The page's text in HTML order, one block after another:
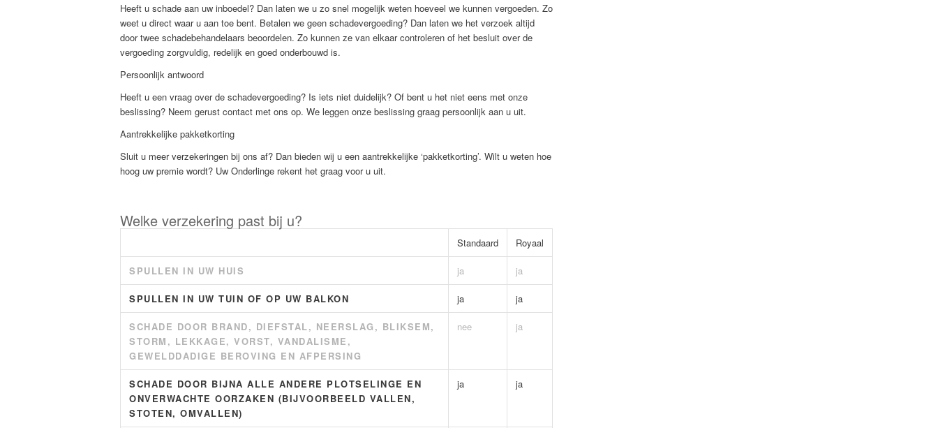
Heeft u schade aan uw inboedel? Dan laten we u zo snel mogelijk weten hoeveel we kunnen vergoeden. Zo
weet u direct waar u aan toe bent. Betalen we geen schadevergoeding? Dan laten we het verzoek altijd
door twee schadebehandelaars beoordelen. Zo kunnen ze van elkaar controleren of het besluit over de
vergoeding zorgvuldig, redelijk en goed onderbouwd is.
Persoonlijk antwoord
Heeft u een vraag over de schadevergoeding? Is iets niet duidelijk? Of bent u het niet eens met onze
beslissing? Neem gerust contact met ons op. We leggen onze beslissing graag persoonlijk aan u uit.
Aantrekkelijke pakketkorting
Sluit u meer verzekeringen bij ons af? Dan bieden wij u een aantrekkelijke ‘pakketkorting’. Wilt u weten hoe
hoog uw premie wordt? Uw Onderlinge rekent het graag voor u uit.
Welke verzekering past bij u?
Standaard Royaal
SPULLEN IN UW HUIS ja ja
SPULLEN IN UW TUIN OF OP UW BALKON ja ja
SCHADE DOOR BRAND, DIEFSTAL, NEERSLAG, BLIKSEM,
STORM, LEKKAGE, VORST, VANDALISME,
GEWELDDADIGE BEROVING EN AFPERSING
nee ja
SCHADE DOOR BIJNA ALLE ANDERE PLOTSELINGE EN
ONVERWACHTE OORZAKEN (BIJVOORBEELD VALLEN,
STOTEN, OMVALLEN)
ja ja